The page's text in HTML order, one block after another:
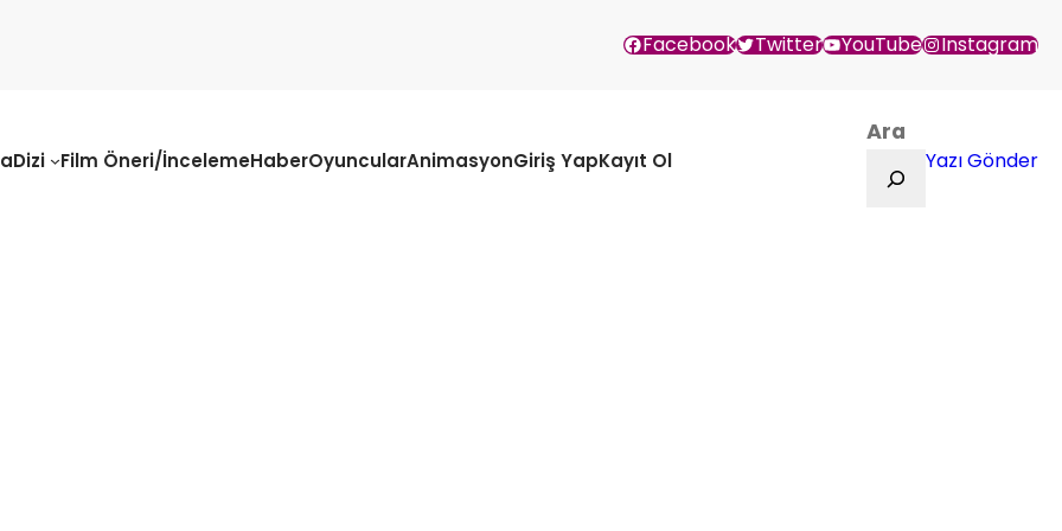
Facebook Twitter YouTube Instagram
Dizi Film Öneri/İncelemeHaberOyuncularAnimasyonGiriş YapKayıt Ol
Ara
Yazı Gönder